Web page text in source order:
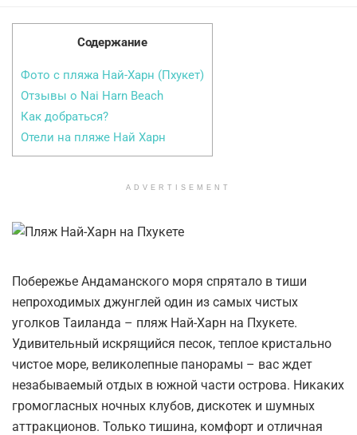
Содержание
Фото с пляжа Най-Харн (Пхукет)
Отзывы о Nai Harn Beach
Как добраться?
Отели на пляже Най Харн
ADVERTISEMENT
Побережье Андаманского моря спрятало в тиши
непроходимых джунглей один из самых чистых
уголков Таиланда – пляж Най-Харн на Пхукете.
Удивительный искрящийся песок, теплое кристально
чистое море, великолепные панорамы – вас ждет
незабываемый отдых в южной части острова. Никаких
громогласных ночных клубов, дискотек и шумных
аттракционов. Только тишина, комфорт и отличная